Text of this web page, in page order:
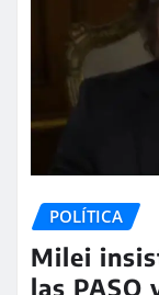
POLÍTICA
Milei
las PASO